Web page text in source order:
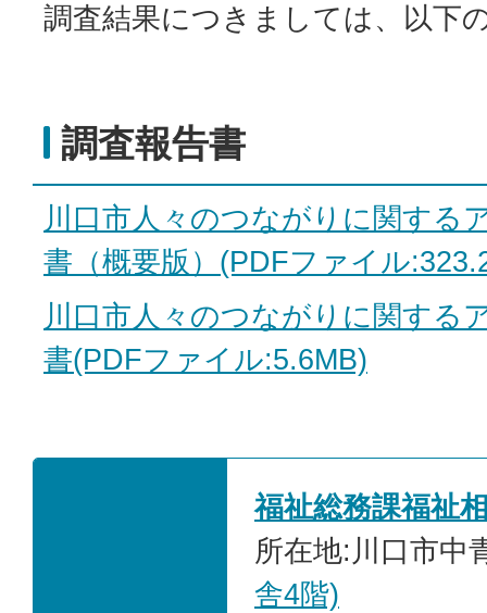
調査結果につきましては、以下
調査報告書
川口市人々のつながりに関する
書（概要版）(PDFファイル
川口市人々のつながりに関する
書(PDFファイル:5.6MB)
福祉総務課福祉
所在地:川口市中
舎4階)